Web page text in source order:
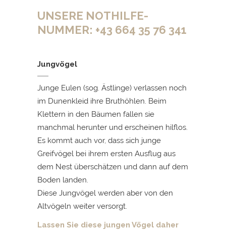
UNSERE NOTHILFE-
NUMMER: +43 664 35 76 341
Jungvögel
Junge Eulen (sog. Ästlinge) verlassen noch
im Dunenkleid ihre Bruthöhlen. Beim
Klettern in den Bäumen fallen sie
manchmal herunter und erscheinen hilflos.
Es kommt auch vor, dass sich junge
Greifvögel bei ihrem ersten Ausflug aus
dem Nest überschätzen und dann auf dem
Boden landen.
Diese Jungvögel werden aber von den
Altvögeln weiter versorgt.
Lassen Sie diese jungen Vögel daher